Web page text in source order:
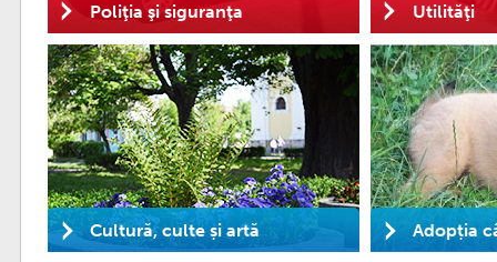
Poliţia şi siguranţa Utilităţi
Cultură, culte și artă Adopția